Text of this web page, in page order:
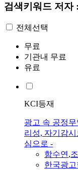
검색키워드 저자
전체선택
무료
기관내 무료
유료
KCI등재
광고 속 공정
리성, 자기감
심으로 -
함수연,
한국광고